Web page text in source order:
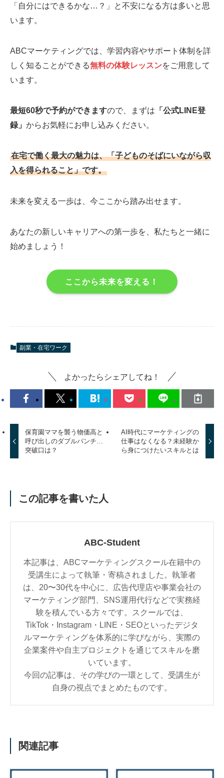
「自分にはできるかな…？」と不安になる方は多いと思
います。
ABCマーケティングでは、学習内容やサポート体制を詳
しく知ることができる無料の体験レッスンをご用意して
います。
最短60秒で予約ができますので、まずは 「公式LINE登
録」 からお気軽にお申し込みください。
在宅で働く最大の魅力は、「子どものそばにいながら収
入を得られること」です。
未来を変える一歩は、今ここから踏み出せます。
あなたの新しいキャリアへの第一歩を、私たちと一緒に
始めましょう！
ここから未来を変える！
副業・在宅ワーク
よかったらシェアしてね！
保育園ママを襲う物価高と
呼び出しのダブルパンチ…
突破口は？
AI時代にマーケティングの
仕事はなくなる？未経験か
ら身につけたいスキルとは
この記事を書いた人
ABC-Student
本記事は、ABCマーケティングスクール在籍中の
受講生によって執筆・寄稿されました。執筆者
は、20〜30代を中心に、広告代理店や事業会社の
マーケティング部門、SNS運用代行などで実務経
験を積んでいる方々です。スクールでは、
TikTok・Instagram・LINE・SEOといったデジタ
ルマーケティングを体系的に学びながら、実際の
企業案件や自主プロジェクトを通じてスキルを磨
いています。
今回の記事は、その学びの一環として、受講生が
自身の視点でまとめたものです。
関連記事